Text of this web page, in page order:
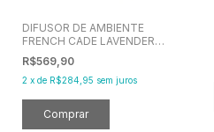
DIFUSOR DE AMBIENTE
FRENCH CADE LAVENDER
100ML -VOLUSPA
R$569,90
2 x de R$284,95 sem juros